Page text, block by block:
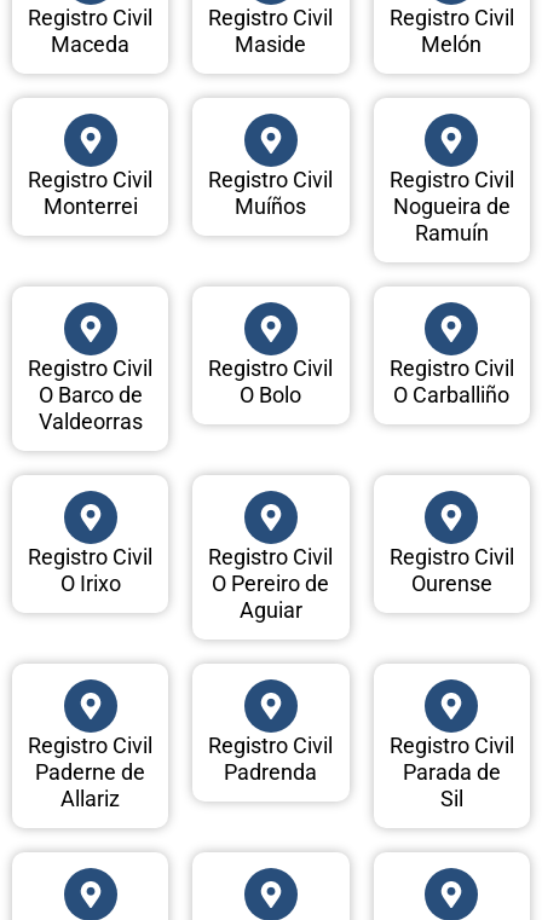
Registro Civil
Maceda
Registro Civil
Maside
Registro Civil
Melón
Registro Civil
Monterrei
Registro Civil
Muíños
Registro Civil
Nogueira de
Ramuín
Registro Civil
O Barco de
Valdeorras
Registro Civil
O Bolo
Registro Civil
O Carballiño
Registro Civil
O Irixo
Registro Civil
O Pereiro de
Aguiar
Registro Civil
Ourense
Registro Civil
Paderne de
Allariz
Registro Civil
Padrenda
Registro Civil
Parada de
Sil